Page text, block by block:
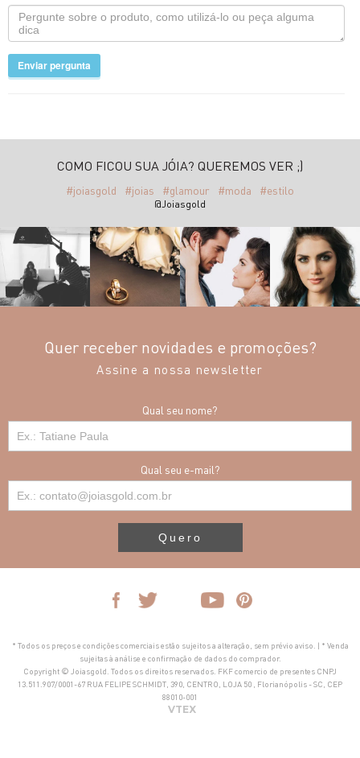
Enviar pergunta
COMO FICOU SUA JÓIA? QUEREMOS VER ;)
#joiasgold #joias #glamour #moda #estilo
@Joiasgold
Quer receber novidades e promoções?
Assine a nossa newsletter
Qual seu nome?
Qual seu e-mail?
Quero
* Todos os preços e condições comerciais estão sujeitos a alteração, sem prévio aviso. | * Venda
sujeitas à análise e confirmação de dados do comprador.
Copyright © Joiasgold. Todos os direitos reservados. FKF comercio de presentes CNPJ
13.511.907/0001-67 RUA FELIPE SCHMIDT, 390, CENTRO, LOJA 50 , Florianópolis - SC, CEP
88010-001
VTEX